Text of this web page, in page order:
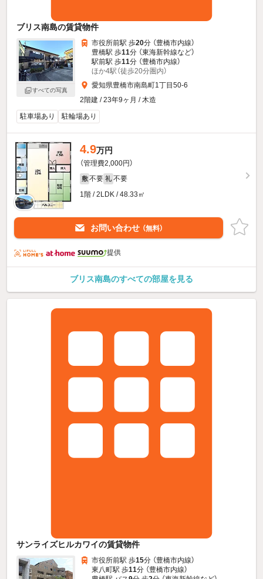
ブリス南島の賃貸物件
すべての写真
市役所前駅 歩20分 （豊橋市内線）
豊橋駅 歩11分 （東海新幹線など）
駅前駅 歩11分 （豊橋市内線）
ほか4駅（徒歩20分圏内）
愛知県豊橋市南島町1丁目50-6
2階建 / 23年9ヶ月 / 木造
駐車場あり
駐輪場あり
4.9万円
（管理費2,000円）
敷 不要 礼 不要
1階 / 2LDK / 48.33㎡
お問い合わせ （無料）
提供
ブリス南島のすべての部屋を見る
サンライズヒルカワイの賃貸物件
市役所前駅 歩15分 （豊橋市内線）
東八町駅 歩11分 （豊橋市内線）